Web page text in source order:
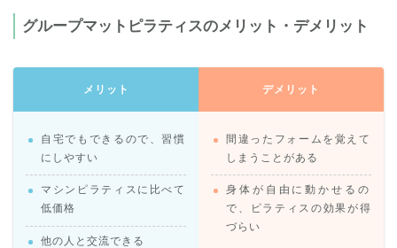
グループマットピラティスのメリット・デメリット
メリット
自宅でもできるので、習慣
にしやすい
マシンピラティスに比べて
低価格
他の人と交流できる
デメリット
間違ったフォームを覚えて
しまうことがある
身体が自由に動かせるの
で、ピラティスの効果が得
づらい